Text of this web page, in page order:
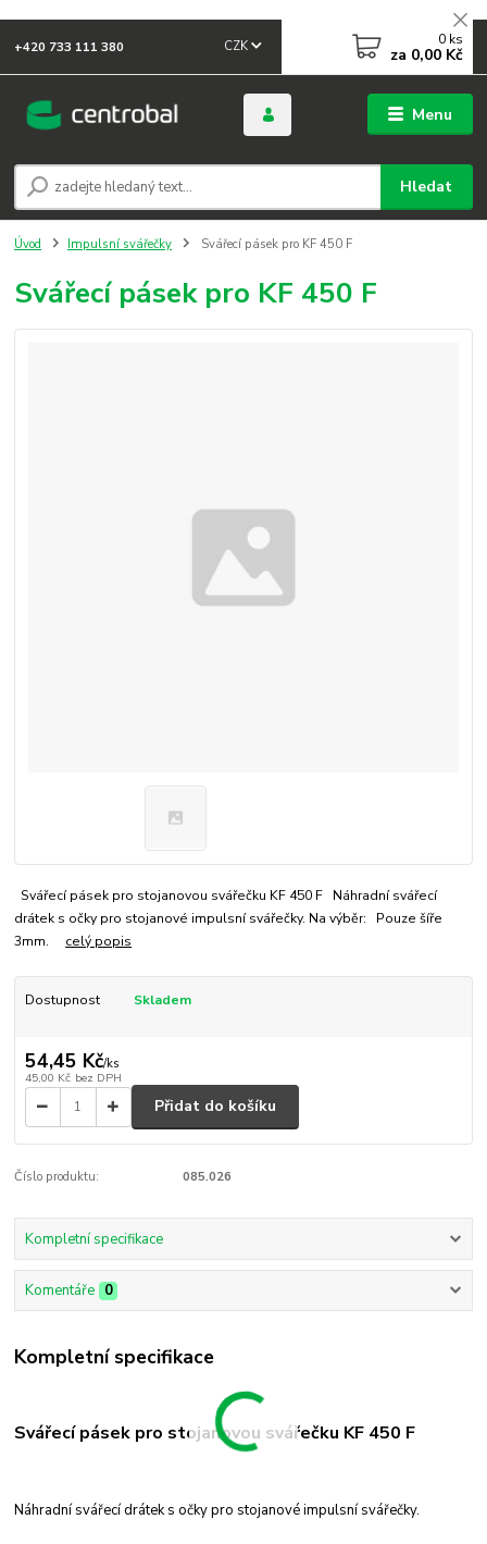
Menu
CZK
Hledat
+420 733 111 380 0 ks
za 0,00 Kč
Úvod Impulsní svářečky Svářecí pásek pro KF 450 F
Svářecí pásek pro KF 450 F
Svářecí pásek pro stojanovou svářečku KF 450 F Náhradní svářecí
drátek s očky pro stojanové impulsní svářečky. Na výběr: Pouze šíře
3mm. celý popis
Dostupnost Skladem
54,45 Kč/ks
45,00 Kč bez DPH
Přidat do košíku
Číslo produktu: 085.026
Kompletní specifikace
Komentáře 0
Kompletní specifikace
Svářecí pásek pro stojanovou svářečku KF 450 F
Náhradní svářecí drátek s očky pro stojanové impulsní svářečky.